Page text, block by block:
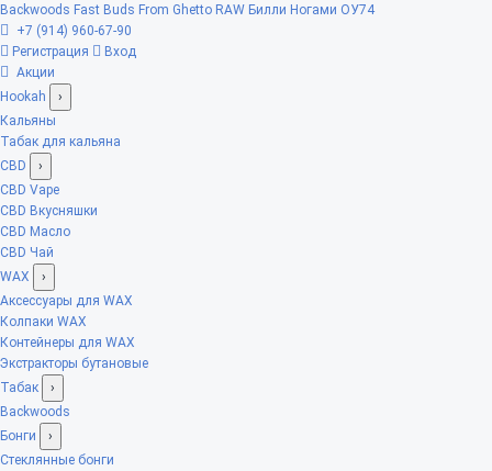
Backwoods Fast Buds From Ghetto RAW Билли Ногами ОУ74
+7 (914) 960-67-90
Регистрация
Вход
Акции
Hookah
›
Кальяны
Табак для кальяна
CBD
›
CBD Vape
CBD Вкусняшки
CBD Масло
CBD Чай
WAX
›
Аксессуары для WAX
Колпаки WAX
Контейнеры для WAX
Экстракторы бутановые
Табак
›
Backwoods
Бонги
›
Стеклянные бонги